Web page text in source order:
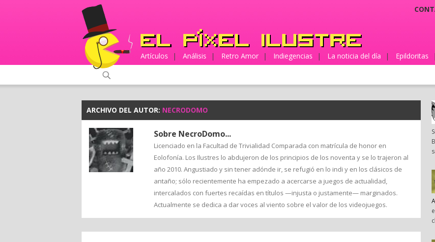
Artículos | Análisis | Retro Amor | Indiegencias | La noticia del día | Epildoritas |
ARCHIVO DEL AUTOR: NECRODOMO
Sobre NecroDomo...
Licenciado en la Facultad de Trivialidad Comparada con matrícula de honor en
Eolofonía. Los Ilustres lo abdujeron de los principios de los noventa y se lo trajeron al
año 2010. Angustiado y sin tener adónde ir, se refugió en lo indi y en los clásicos de
antaño; sólo recientemente ha empezado a acercarse a juegos de actualidad,
intercalados con fuertes recaídas en títulos —injusta o justamente— marginados.
Actualmente se dedica a dar voces al viento sobre el valor de los videojuegos.